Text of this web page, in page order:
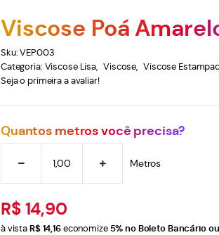
Viscose Poá
Sku:VEP003
Categoria: Viscose Lisa Viscose Viscose
Seja o primeira a avaliar!
Quantos metros você precisa?
Metros
R$ 14,90
à vistaR$ 14,16economize 5%no Boleto Bancário